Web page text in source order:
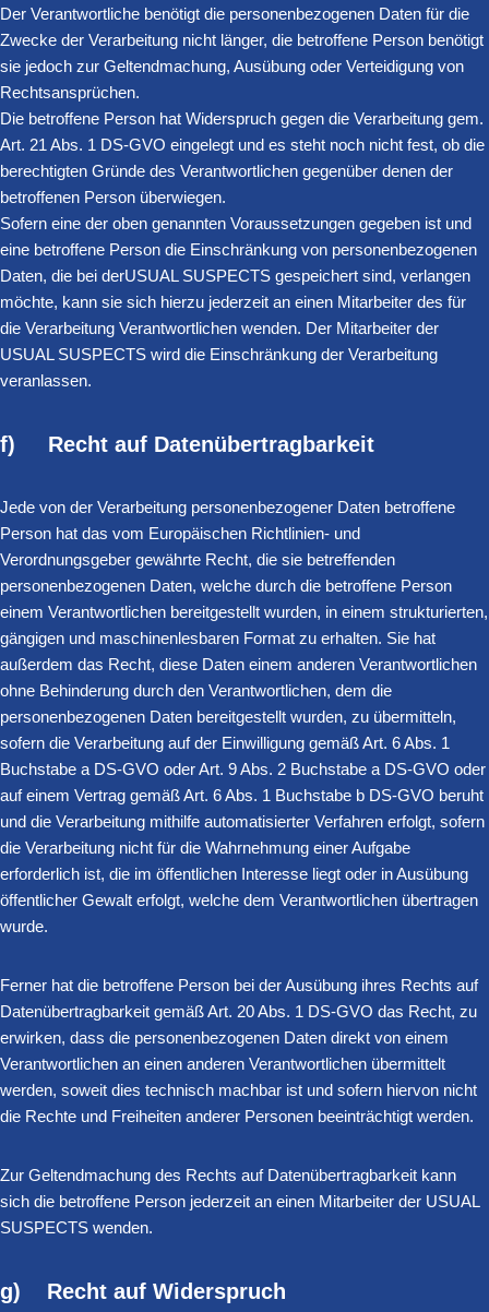
Der Verantwortliche benötigt die personenbezogenen Daten für die
Zwecke der Verarbeitung nicht länger, die betroffene Person benötigt
sie jedoch zur Geltendmachung, Ausübung oder Verteidigung von
Rechtsansprüchen.
Die betroffene Person hat Widerspruch gegen die Verarbeitung gem.
Art. 21 Abs. 1 DS-GVO eingelegt und es steht noch nicht fest, ob die
berechtigten Gründe des Verantwortlichen gegenüber denen der
betroffenen Person überwiegen.
Sofern eine der oben genannten Voraussetzungen gegeben ist und
eine betroffene Person die Einschränkung von personenbezogenen
Daten, die bei derUSUAL SUSPECTS gespeichert sind, verlangen
möchte, kann sie sich hierzu jederzeit an einen Mitarbeiter des für
die Verarbeitung Verantwortlichen wenden. Der Mitarbeiter der
USUAL SUSPECTS wird die Einschränkung der Verarbeitung
veranlassen.
f) Recht auf Datenübertragbarkeit
Jede von der Verarbeitung personenbezogener Daten betroffene
Person hat das vom Europäischen Richtlinien- und
Verordnungsgeber gewährte Recht, die sie betreffenden
personenbezogenen Daten, welche durch die betroffene Person
einem Verantwortlichen bereitgestellt wurden, in einem strukturierten,
gängigen und maschinenlesbaren Format zu erhalten. Sie hat
außerdem das Recht, diese Daten einem anderen Verantwortlichen
ohne Behinderung durch den Verantwortlichen, dem die
personenbezogenen Daten bereitgestellt wurden, zu übermitteln,
sofern die Verarbeitung auf der Einwilligung gemäß Art. 6 Abs. 1
Buchstabe a DS-GVO oder Art. 9 Abs. 2 Buchstabe a DS-GVO oder
auf einem Vertrag gemäß Art. 6 Abs. 1 Buchstabe b DS-GVO beruht
und die Verarbeitung mithilfe automatisierter Verfahren erfolgt, sofern
die Verarbeitung nicht für die Wahrnehmung einer Aufgabe
erforderlich ist, die im öffentlichen Interesse liegt oder in Ausübung
öffentlicher Gewalt erfolgt, welche dem Verantwortlichen übertragen
wurde.
Ferner hat die betroffene Person bei der Ausübung ihres Rechts auf
Datenübertragbarkeit gemäß Art. 20 Abs. 1 DS-GVO das Recht, zu
erwirken, dass die personenbezogenen Daten direkt von einem
Verantwortlichen an einen anderen Verantwortlichen übermittelt
werden, soweit dies technisch machbar ist und sofern hiervon nicht
die Rechte und Freiheiten anderer Personen beeinträchtigt werden.
Zur Geltendmachung des Rechts auf Datenübertragbarkeit kann
sich die betroffene Person jederzeit an einen Mitarbeiter der USUAL
SUSPECTS wenden.
g) Recht auf Widerspruch